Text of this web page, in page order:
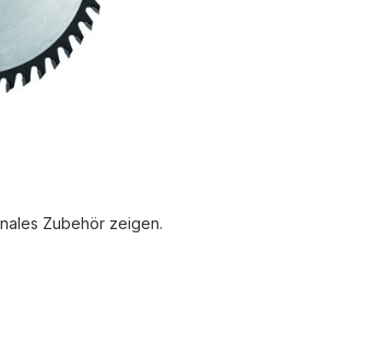
Zubehör zeigen.